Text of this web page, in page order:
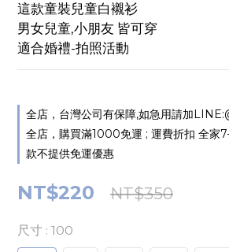
這款童裝兒童白襯衫
男女兒童,小朋友 皆可穿
適合婚禮-拍照活動
全店，台灣公司有保障,如急用請加
全店，購買滿1000免運 ; 運費折扣 全家
款不提供免運優惠
NT$220 NT$350
尺寸 : 100